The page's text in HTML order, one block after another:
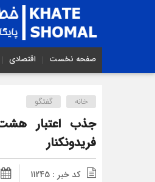
صفحه نخست اقتصادی
خانه گفتگو
جذب اعتبار
فریدونکنار
کد خبر : 11245